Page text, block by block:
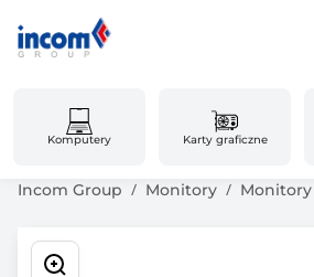
Komputery Karty graficzne
Incom Group Monitory